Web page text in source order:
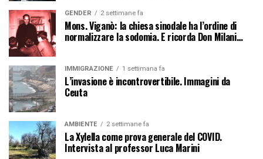
GENDER 2 settimane fa
Mons. Viganò: la chiesa sinodale ha l’ordine di
normalizzare la sodomia. E ricorda Don Milani…
IMMIGRAZIONE 1 settimana fa
L’invasione è incontrovertibile. Immagini da
Ceuta
AMBIENTE 2 settimane fa
La Xylella come prova generale del COVID.
Intervista al professor Luca Marini